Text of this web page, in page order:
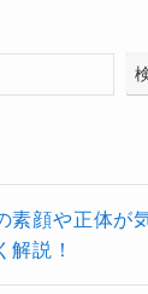
素顔や正体が
解説！